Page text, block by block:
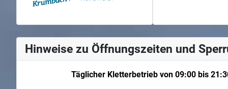
Hinweise zu Öffnungszeiten und
Täglicher Kletterbetrieb von 09:00 bis